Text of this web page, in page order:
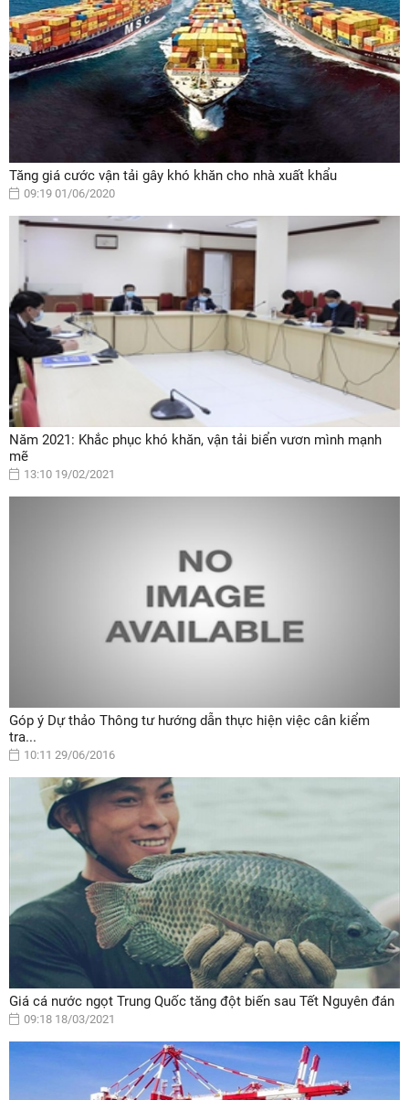
Tăng giá cước vận tải gây khó khăn cho nhà xuất khẩu
09:19 01/06/2020
Năm 2021: Khắc phục khó khăn, vận tải biển vươn mình mạnh
mẽ
13:10 19/02/2021
Góp ý Dự thảo Thông tư hướng dẫn thực hiện việc cân kiểm
tra...
10:11 29/06/2016
Giá cá nước ngọt Trung Quốc tăng đột biến sau Tết Nguyên đán
09:18 18/03/2021